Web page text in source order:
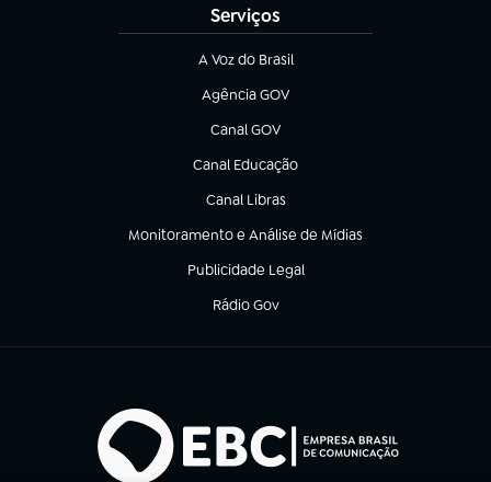
Serviços
A Voz do Brasil
(abre em nova aba)
Agência GOV
(abre em nova aba)
Canal GOV
(abre em nova aba)
Canal Educação
(abre em nova aba)
Canal Libras
(abre em nova aba)
Monitoramento e Análise de Mídias
(abre em nova aba)
Publicidade Legal
(abre em nova aba)
Rádio Gov
(abre em nova aba)